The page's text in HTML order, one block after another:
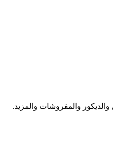
والمفروشات والمزيد.